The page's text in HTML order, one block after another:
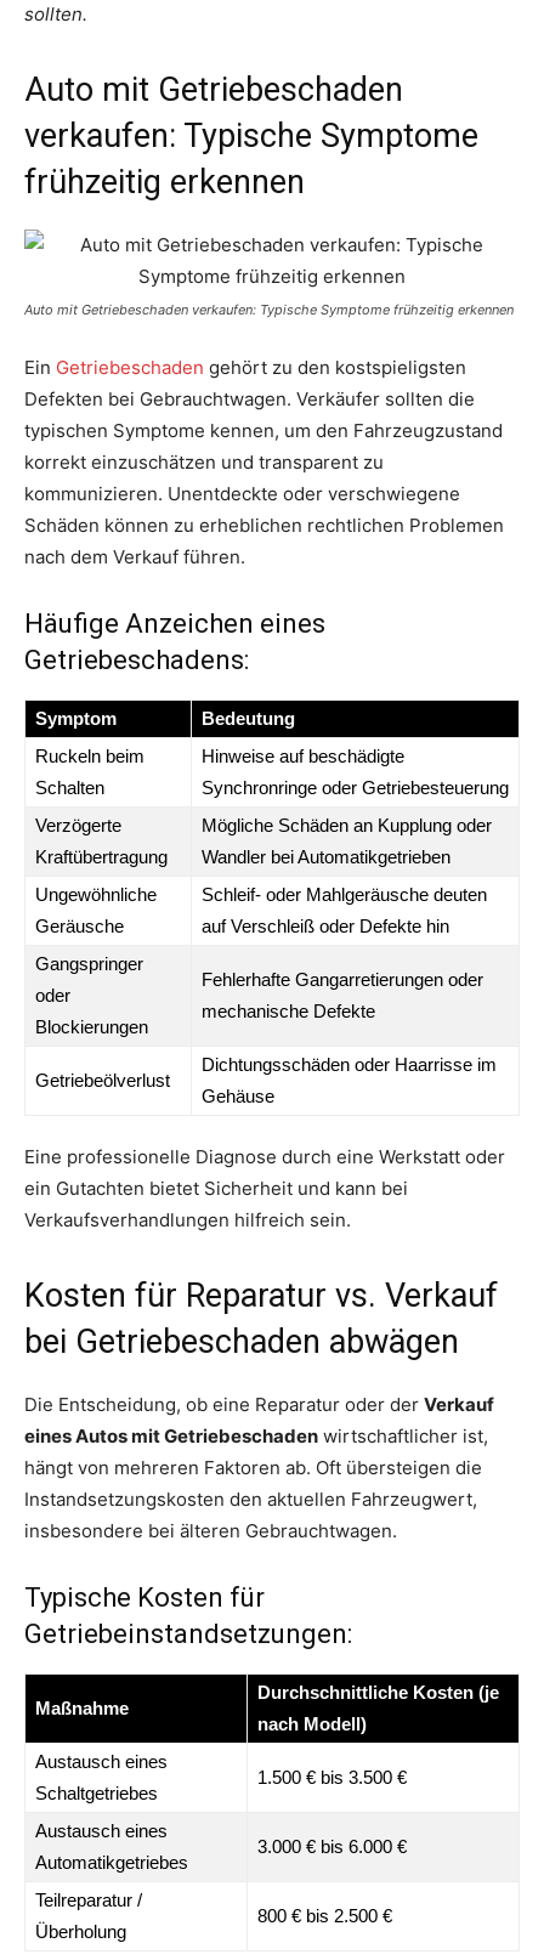
sollten.
Auto mit Getriebeschaden
verkaufen: Typische Symptome
frühzeitig erkennen
Auto mit Getriebeschaden verkaufen: Typische Symptome frühzeitig erkennen
Ein Getriebeschaden gehört zu den kostspieligsten
Defekten bei Gebrauchtwagen. Verkäufer sollten die
typischen Symptome kennen, um den Fahrzeugzustand
korrekt einzuschätzen und transparent zu
kommunizieren. Unentdeckte oder verschwiegene
Schäden können zu erheblichen rechtlichen Problemen
nach dem Verkauf führen.
Häufige Anzeichen eines
Getriebeschadens:
Symptom
Bedeutung
Ruckeln beim
Schalten
Hinweise auf beschädigte
Synchronringe oder Getriebesteuerung
Verzögerte
Kraftübertragung
Mögliche Schäden an Kupplung oder
Wandler bei Automatikgetrieben
Ungewöhnliche
Geräusche
Schleif- oder Mahlgeräusche deuten
auf Verschleiß oder Defekte hin
Gangspringer
oder
Blockierungen
Fehlerhafte Gangarretierungen oder
mechanische Defekte
Getriebeölverlust
Dichtungsschäden oder Haarrisse im
Gehäuse
Eine professionelle Diagnose durch eine Werkstatt oder
ein Gutachten bietet Sicherheit und kann bei
Verkaufsverhandlungen hilfreich sein.
Kosten für Reparatur vs. Verkauf
bei Getriebeschaden abwägen
Die Entscheidung, ob eine Reparatur oder der Verkauf
eines Autos mit Getriebeschaden wirtschaftlicher ist,
hängt von mehreren Faktoren ab. Oft übersteigen die
Instandsetzungskosten den aktuellen Fahrzeugwert,
insbesondere bei älteren Gebrauchtwagen.
Typische Kosten für
Getriebeinstandsetzungen:
Maßnahme
Durchschnittliche Kosten (je
nach Modell)
Austausch eines
Schaltgetriebes
1.500 € bis 3.500 €
Austausch eines
Automatikgetriebes
3.000 € bis 6.000 €
Teilreparatur /
Überholung
800 € bis 2.500 €